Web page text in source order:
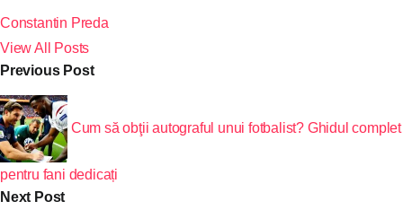
Constantin Preda
View All Posts
Previous Post
Cum să obţii autograful unui fotbalist? Ghidul complet
pentru fani dedicați
Next Post